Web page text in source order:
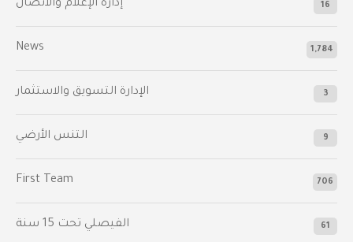
إدارة الإعلام والاتصال 16
News 1,784
الإدارة التسويق والاستثمار 3
التنس الأرضي 9
First Team 706
الفيصلي‬⁩ تحت 15 سنة 61